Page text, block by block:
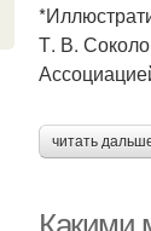
Т. В.
читать